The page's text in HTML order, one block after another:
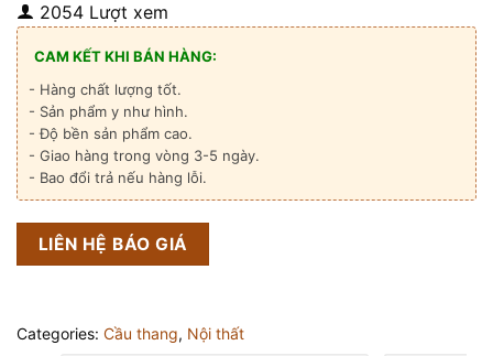
2054 Lượt xem
CAM KẾT KHI BÁN HÀNG:
- Hàng chất lượng tốt.
- Sản phẩm y như hình.
- Độ bền sản phẩm cao.
- Giao hàng trong vòng 3-5 ngày.
- Bao đổi trả nếu hàng lỗi.
LIÊN HỆ BÁO GIÁ
Categories: Cầu thang, Nội thất